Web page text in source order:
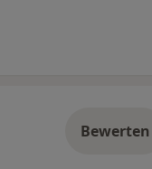
Bewerten